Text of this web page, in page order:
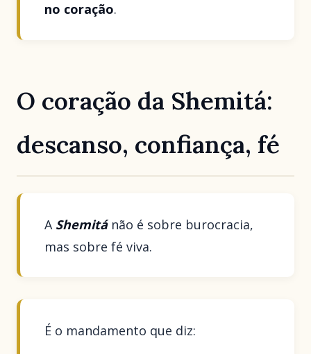
no coração.
O coração da Shemitá:
descanso, confiança, fé
A Shemitá não é sobre burocracia,
mas sobre fé viva.
É o mandamento que diz: